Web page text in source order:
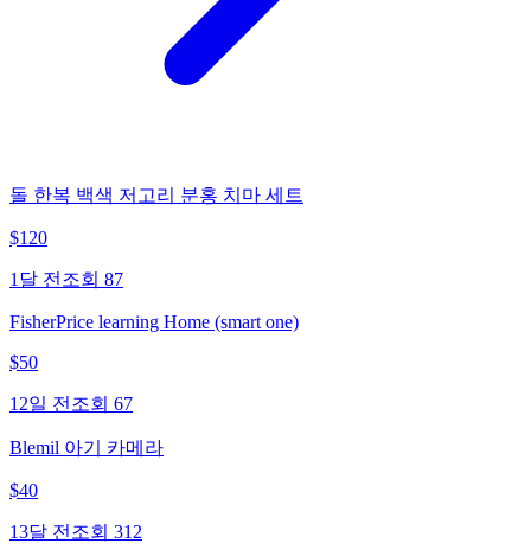
돌 한복 백색 저고리 분홍 치마 세트
$120
1달 전 조회 87
FisherPrice learning Home (smart one)
$50
12일 전 조회 67
Blemil 아기 카메라
$40
13달 전 조회 312